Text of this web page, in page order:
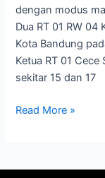
dengan modus
Dua RT 01 RW
Kota Bandung
Ketua RT 01
sekitar 15 dan 17
Read More »